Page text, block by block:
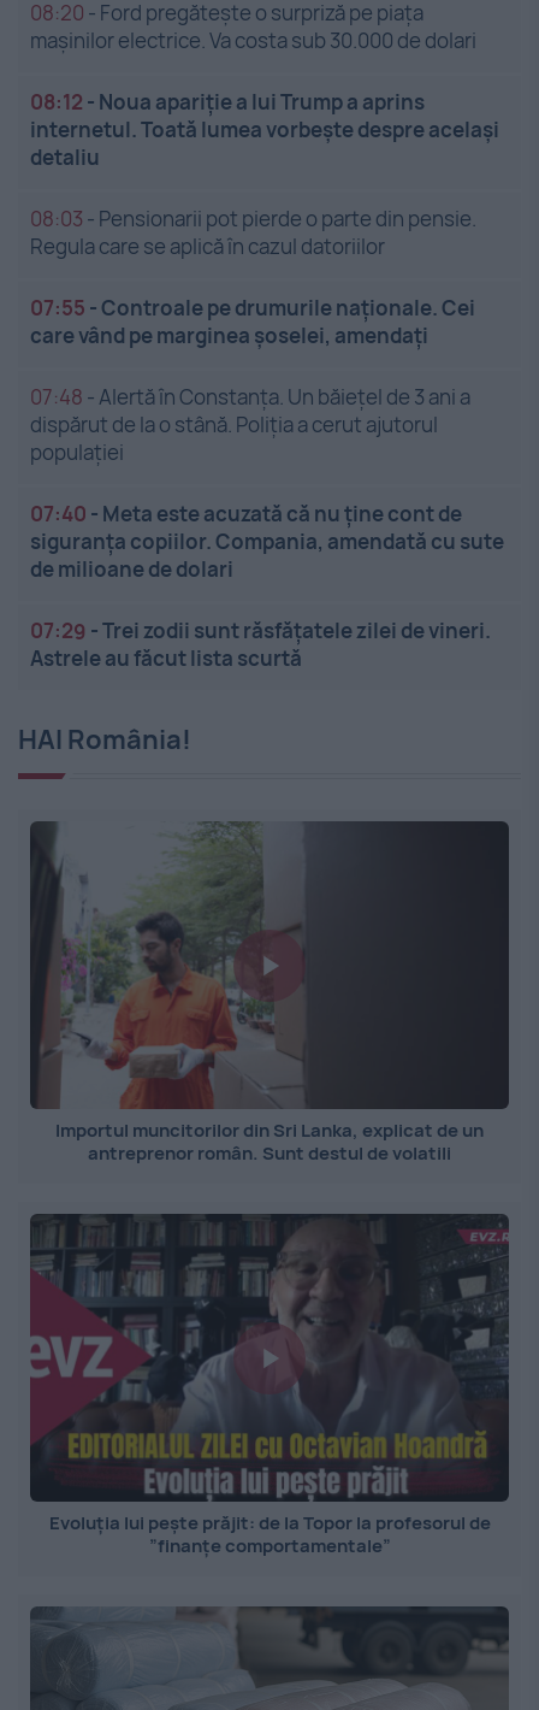
08:20 - Ford pregătește o surpriză pe piața
mașinilor electrice. Va costa sub 30.000 de dolari
08:12 - Noua apariție a lui Trump a aprins
internetul. Toată lumea vorbește despre același
detaliu
08:03 - Pensionarii pot pierde o parte din pensie.
Regula care se aplică în cazul datoriilor
07:55 -Controale pe drumurile naționale. Cei
care vând pe marginea șoselei, amendați
07:48 -Alertă în Constanța. Un băiețel de 3 ani a
dispărut de la o stână. Poliția a cerut ajutorul
populației
07:40 - Meta este acuzată că nu ține cont de
siguranța copiilor. Compania, amendată cu sute
de milioane de dolari
07:29 -Trei zodii sunt răsfățatele zilei de vineri.
Astrele au făcut lista scurtă
HAI România!
Importul muncitorilor din Sri Lanka, explicat de un
antreprenor român. Sunt destul de volatili
Evoluția lui pește prăjit: de la Topor la profesorul de
”finanțe comportamentale”